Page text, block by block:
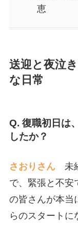
恵
送迎と夜泣
な日常
Q. 復職初日は
したか？
さおりさん 未
で、緊張と不安
の皆さんが本当
らのスタート